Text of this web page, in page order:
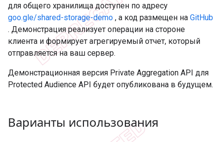
для общего хранилища доступен по адресу
goo.gle/shared-storage-demo , а код размещен на GitHub
. Демонстрация реализует операции на стороне
клиента и формирует агрегируемый отчет, который
отправляется на ваш сервер.
Демонстрационная версия Private Aggregation API для
Protected Audience API будет опубликована в будущем.
Варианты использования